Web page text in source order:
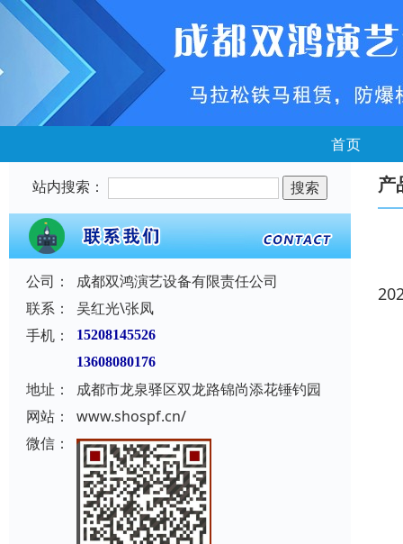
首页
站内搜索：
公司：
成都双鸿演艺设备有限责任公司
联系：
吴红光\张凤
手机：
15208145526
13608080176
地址：
成都市龙泉驿区双龙路锦尚添花锤钓园
网站：
www.shospf.cn/
微信：
产